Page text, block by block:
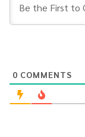
0 COMMENTS